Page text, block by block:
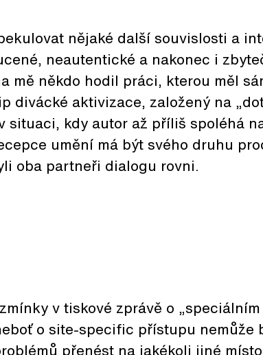
nějaké další souvislosti a
neautentické a nakonec i
mě někdo hodil práci, kterou měl
divácké aktivizace, založený na
situaci, kdy autor až příliš spoléhá
umění má být svého druhu
oba partneři dialogu rovni.
v tiskové zprávě o
o site-specific přístupu nemůže
přenést na jakékoli jiné